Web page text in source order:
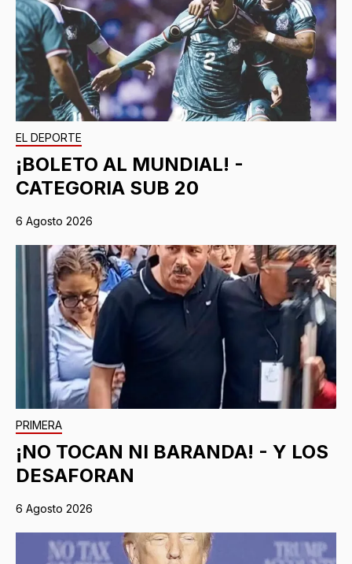
EL DEPORTE
¡BOLETO AL MUNDIAL! -
CATEGORIA SUB 20
6 Agosto 2026
PRIMERA
¡NO TOCAN NI BARANDA! - Y LOS
DESAFORAN
6 Agosto 2026